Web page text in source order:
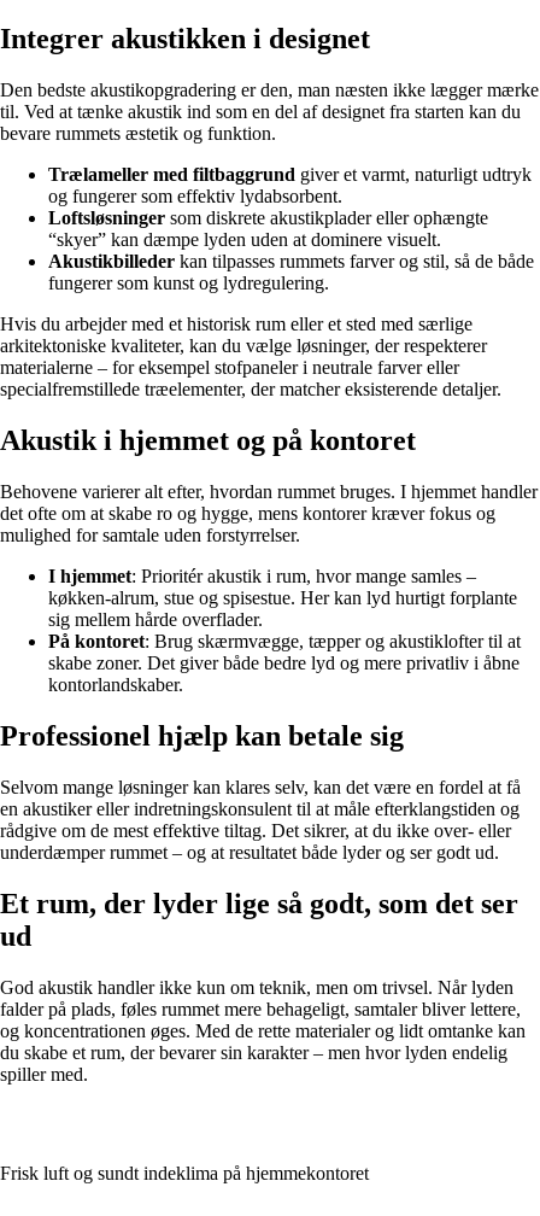
Integrer akustikken i designet
Den bedste akustikopgradering er den, man næsten ikke lægger mærke
til. Ved at tænke akustik ind som en del af designet fra starten kan du
bevare rummets æstetik og funktion.
Trælameller med filtbaggrund giver et varmt, naturligt udtryk
og fungerer som effektiv lydabsorbent.
Loftsløsninger som diskrete akustikplader eller ophængte
“skyer” kan dæmpe lyden uden at dominere visuelt.
Akustikbilleder kan tilpasses rummets farver og stil, så de både
fungerer som kunst og lydregulering.
Hvis du arbejder med et historisk rum eller et sted med særlige
arkitektoniske kvaliteter, kan du vælge løsninger, der respekterer
materialerne – for eksempel stofpaneler i neutrale farver eller
specialfremstillede træelementer, der matcher eksisterende detaljer.
Akustik i hjemmet og på kontoret
Behovene varierer alt efter, hvordan rummet bruges. I hjemmet handler
det ofte om at skabe ro og hygge, mens kontorer kræver fokus og
mulighed for samtale uden forstyrrelser.
I hjemmet: Prioritér akustik i rum, hvor mange samles –
køkken-alrum, stue og spisestue. Her kan lyd hurtigt forplante
sig mellem hårde overflader.
På kontoret: Brug skærmvægge, tæpper og akustiklofter til at
skabe zoner. Det giver både bedre lyd og mere privatliv i åbne
kontorlandskaber.
Professionel hjælp kan betale sig
Selvom mange løsninger kan klares selv, kan det være en fordel at få
en akustiker eller indretningskonsulent til at måle efterklangstiden og
rådgive om de mest effektive tiltag. Det sikrer, at du ikke over- eller
underdæmper rummet – og at resultatet både lyder og ser godt ud.
Et rum, der lyder lige så godt, som det ser
ud
God akustik handler ikke kun om teknik, men om trivsel. Når lyden
falder på plads, føles rummet mere behageligt, samtaler bliver lettere,
og koncentrationen øges. Med de rette materialer og lidt omtanke kan
du skabe et rum, der bevarer sin karakter – men hvor lyden endelig
spiller med.
Frisk luft og sundt indeklima på hjemmekontoret